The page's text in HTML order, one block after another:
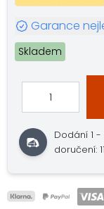
Garance
Skladem
Dodání 1 -
doručení: